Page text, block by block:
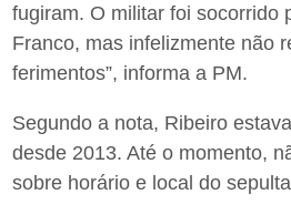
fugiram. O militar foi socorrido
Franco, mas infelizmente não
ferimentos”, informa a PM.
Segundo a nota, Ribeiro
desde 2013. Até o momento,
sobre horário e local do